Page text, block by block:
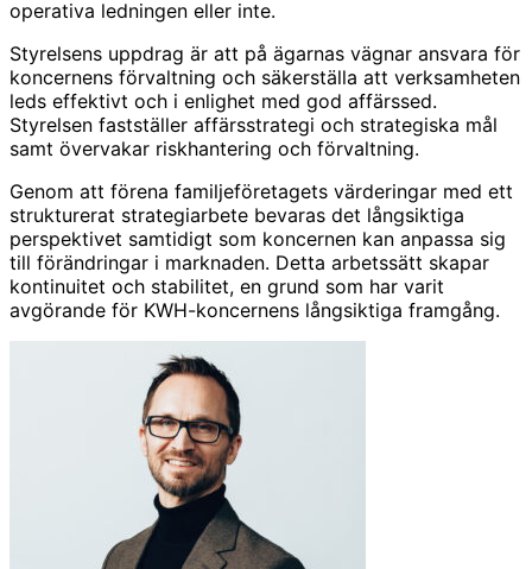
operativa ledningen eller inte.
Styrelsens uppdrag är att på ägarnas vägnar ansvara för
koncernens förvaltning och säkerställa att verksamheten
leds effektivt och i enlighet med god affärssed.
Styrelsen fastställer affärsstrategi och strategiska mål
samt övervakar riskhantering och förvaltning.
Genom att förena familjeföretagets värderingar med ett
strukturerat strategiarbete bevaras det långsiktiga
perspektivet samtidigt som koncernen kan anpassa sig
till förändringar i marknaden. Detta arbetssätt skapar
kontinuitet och stabilitet, en grund som har varit
avgörande för KWH-koncernens långsiktiga framgång.